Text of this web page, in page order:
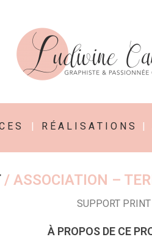
E S | R É A L I S A T I O N S |
/ ASSOCIATION –
SUPPORT PRINT
À PROPOS DE CE